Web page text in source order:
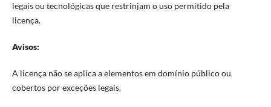
legais ou tecnológicas que restrinjam o uso permitido pela
licença.
Avisos:
A licença não se aplica a elementos em domínio público ou
cobertos por exceções legais.